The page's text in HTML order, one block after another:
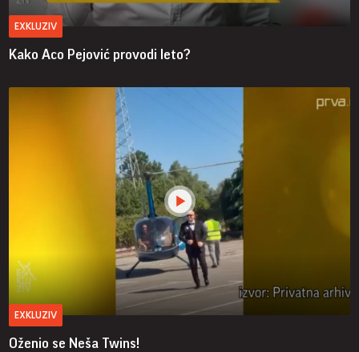
EXKLUZIV
Kako Aco Pejović provodi leto?
EXKLUZIV
Oženio se Neša Twins!